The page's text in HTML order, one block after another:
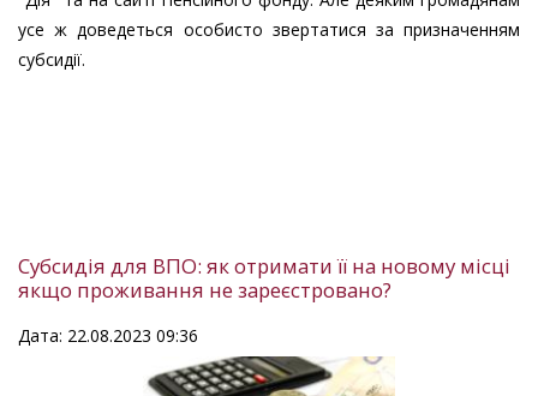
усе ж доведеться особисто звертатися за призначенням
субсидії.
Субсидія для ВПО: як отримати її на новому місці
якщо проживання не зареєстровано?
Дата: 22.08.2023 09:36